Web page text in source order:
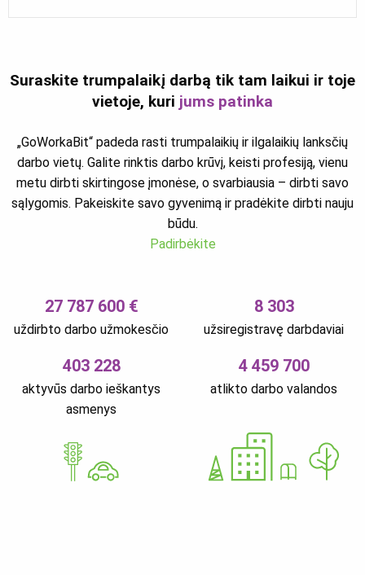
Suraskite trumpalaikį darbą tik tam laikui ir toje
vietoje, kuri jums patinka
„GoWorkaBit“ padeda rasti trumpalaikių ir ilgalaikių lanksčių
darbo vietų. Galite rinktis darbo krūvį, keisti profesiją, vienu
metu dirbti skirtingose įmonėse, o svarbiausia – dirbti savo
sąlygomis. Pakeiskite savo gyvenimą ir pradėkite dirbti nauju
būdu.
Padirbėkite
27 787 600 €
uždirbto darbo užmokesčio
8 303
užsiregistravę darbdaviai
403 228
aktyvūs darbo ieškantys
asmenys
4 459 700
atlikto darbo valandos